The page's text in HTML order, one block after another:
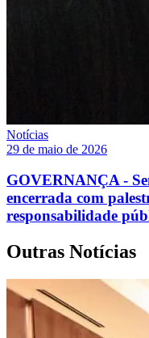
Notícias
29 de maio de 2026
GOVERNANÇA -
encerrada com
responsabilidade
Outras Notícias